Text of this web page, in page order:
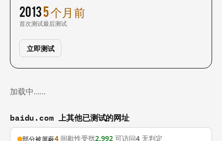
2013
首次测试
5 个月前
最后测试
立即测试
加载中……
baidu.com 上其他已测试的网址
部分被屏蔽4 间歇性受扰2,992 可访问4 无判定